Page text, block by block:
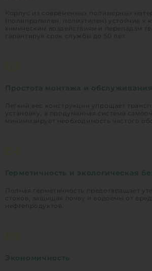
Корпус из современных полимерных
(полипропилен, полиэтилен) устойчив к
химическим воздействиям и перепадам
гарантируя срок службы до 50 лет.
Простота монтажа и обслуживания
Легкий вес конструкции упрощает
установку, а продуманная система
минимизирует необходимость частого
Герметичность и экологическая
Полная герметичность предотвращает
стоков, защищая почву и водоемы от
нефтепродуктов.
Экономичность